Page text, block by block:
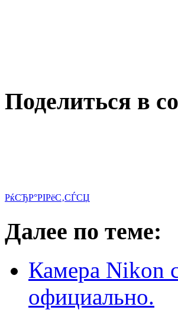
Поделиться в
РќСЂР°РІРёС‚СЃСЏ
Далее по теме:
Камера Nikon
официально.